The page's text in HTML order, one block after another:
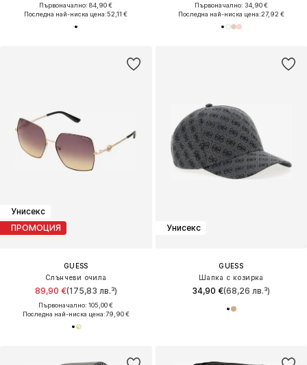
Първоначално: 84,90 €
Последна най-ниска цена:52,11 €
Първоначално: 34,90 €
Последна най-ниска цена:27,92 €
Унисекс
ПРОМОЦИЯ
GUESS
Слънчеви очила
89,90 €(175,83 лв.³)
Първоначално: 105,00 €
Последна най-ниска цена:79,90 €
Унисекс
GUESS
Шапка с козирка
34,90 €(68,26 лв.³)